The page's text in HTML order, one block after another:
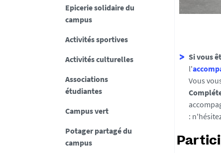
Epicerie solidaire du
campus
Activités sportives
Activités culturelles
Associations
étudiantes
Campus vert
Potager partagé du
campus
Si vous
l'
Vous
: